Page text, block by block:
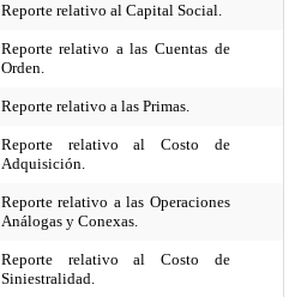
Reporte relativo al Capital Social.
Reporte relativo a las Cuentas de
Orden.
Reporte relativo a las Primas.
Reporte relativo al Costo de
Adquisición.
Reporte relativo a las Operaciones
Análogas y Conexas.
Reporte relativo al Costo de
Siniestralidad.